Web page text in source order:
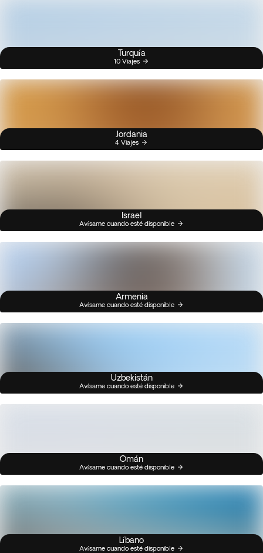
Turquía
10 Viajes
Jordania
4 Viajes
Israel
Avísame cuando esté disponible
Armenia
Avísame cuando esté disponible
Uzbekistán
Avísame cuando esté disponible
Omán
Avísame cuando esté disponible
Líbano
Avísame cuando esté disponible